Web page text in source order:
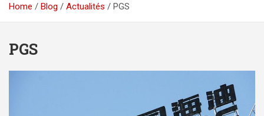
Home Blog Actualités PGS
PGS